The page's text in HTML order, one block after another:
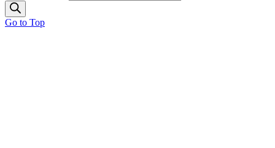
Go to Top